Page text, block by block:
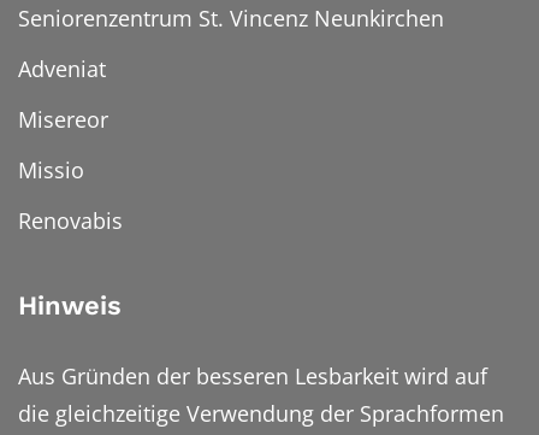
Seniorenzentrum St. Vincenz Neunkirchen
Adveniat
Misereor
Missio
Renovabis
Hinweis
Aus Gründen der besseren Lesbarkeit wird auf
die gleichzeitige Verwendung der Sprachformen